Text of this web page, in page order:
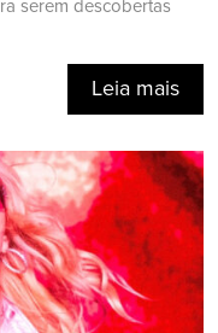
serem descobertas
Leia mais